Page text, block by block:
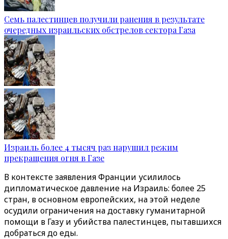
Семь палестинцев получили ранения в результате
очередных израильских обстрелов сектора Газа
Израиль более 4 тысяч раз нарушил режим
прекращения огня в Газе
В контексте заявления Франции усилилось
дипломатическое давление на Израиль: более 25
стран, в основном европейских, на этой неделе
осудили ограничения на доставку гуманитарной
помощи в Газу и убийства палестинцев, пытавшихся
добраться до еды.